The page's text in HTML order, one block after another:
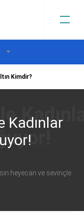
Kimdir?
Kadınlar
heyecan ve sevinçle